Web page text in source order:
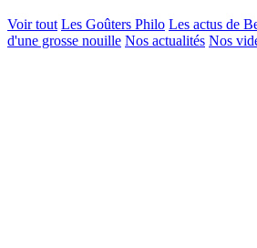
Voir tout Les Goûters Philo Les actus de
d'une grosse nouille Nos actualités Nos